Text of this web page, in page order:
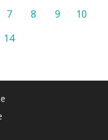
7 8 9
10
14